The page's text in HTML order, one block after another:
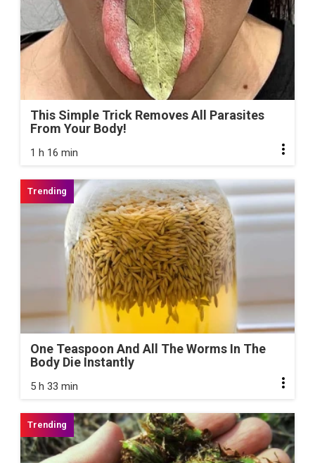
This Simple Trick Removes All Parasites
From Your Body!
1 h 16 min
One Teaspoon And All The Worms In The
Body Die Instantly
5 h 33 min